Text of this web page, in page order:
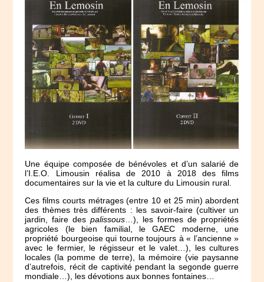
Une équipe composée de bénévoles et d’un salarié de
l’I.E.O. Limousin réalisa de 2010 à 2018 des films
documentaires sur la vie et la culture du Limousin rural.
Ces films courts métrages (entre 10 et 25 min) abordent
des thèmes très différents : les savoir-faire (cultiver un
jardin, faire despalissous…), les formes de propriétés
agricoles (le bien familial, le GAEC moderne, une
propriété bourgeoise qui tourne toujours à « l’ancienne »
avec le fermier, le régisseur et le valet…), les cultures
locales (la pomme de terre), la mémoire (vie paysanne
d’autrefois, récit de captivité pendant la segonde guerre
mondiale…), les dévotions aux bonnes fontaines…